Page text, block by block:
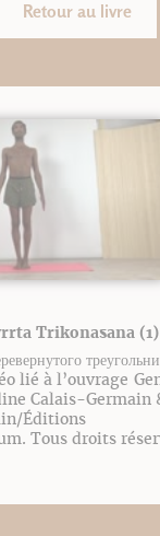
Retour au livre
Trikonasana (1)
lié à l’ouvrage
Calais-Germain
Éditions
Tous droits